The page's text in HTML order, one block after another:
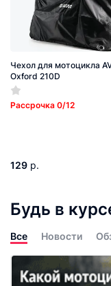
Чехол для мотоцикла
Oxford 210D
Рассрочка 0/12
129 р.
Будь в
Все Новости